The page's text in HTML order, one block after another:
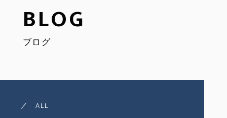
BLOG
ブログ
ALL